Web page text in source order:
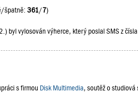
špatně: 361/7)
byl vylosován výherce, který poslal SMS z čísla
s firmou Disk Multimedia, soutěž o studiová